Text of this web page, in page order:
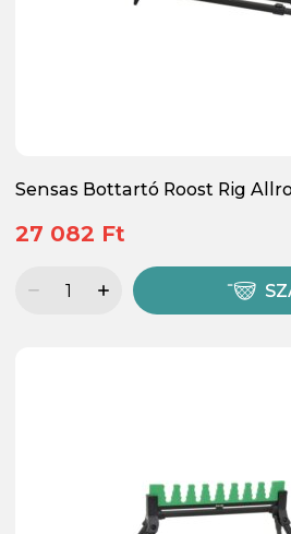
Sensas Bottartó Roost Rig
27 082 Ft